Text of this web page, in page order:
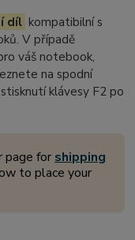
díl kompatibilní s
V případě
váš notebook,
na spodní
klávesy F2 po
page for shipping
to place your